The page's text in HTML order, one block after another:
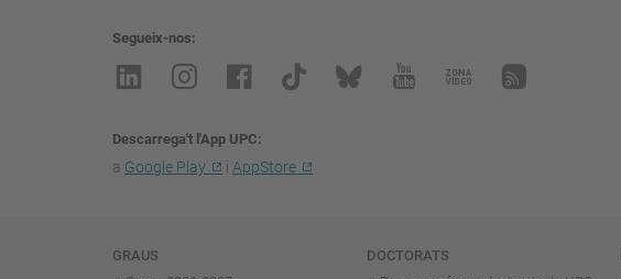
Segueix-nos
Descarrega't l'App UPC
a Google Play i AppStore
Navegació
GRAUS
DOCTORATS